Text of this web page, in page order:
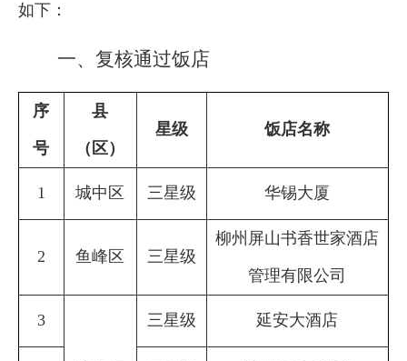
如下：
一、复核通过饭店
序
号
县
（区）
星级 饭店名称
1 城中区 三星级 华锡大厦
2 鱼峰区 三星级
柳州屏山书香世家酒店
管理有限公司
3 三星级 延安大酒店